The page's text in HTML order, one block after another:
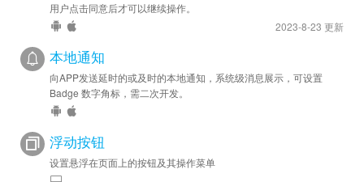
用户点击同意后才可以继续操作。
2023-8-23 更新
本地通知
向APP发送延时的或及时的本地通知，系统级消息展示，可设置
Badge 数字角标，需二次开发。
浮动按钮
设置悬浮在页面上的按钮及其操作菜单